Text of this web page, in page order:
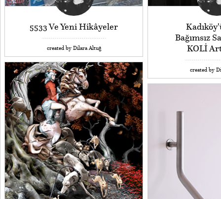
5533 Ve Yeni Hikâyeler
created by Dilara Altuğ
Bağımsız
KOLİ
created by